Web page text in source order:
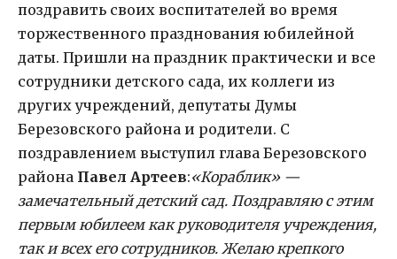
поздравить своих воспитателей во время
торжественного празднования юбилейной
даты. Пришли на праздник практически и все
сотрудники детского сада, их коллеги из
других учреждений, депутаты Думы
Березовского района и родители. С
поздравлением выступил глава Березовского
района Павел Артеев:«Кораблик» —
замечательный детский сад. Поздравляю с этим
первым юбилеем как руководителя учреждения,
так и всех его сотрудников. Желаю крепкого